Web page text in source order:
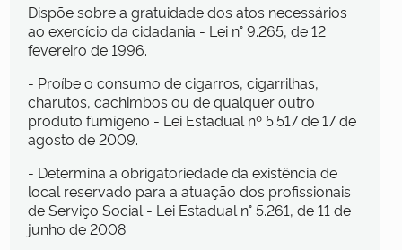
Dispõe sobre a gratuidade dos atos necessários
ao exercício da cidadania - Lei n° 9.265, de 12
fevereiro de 1996.
- Proíbe o consumo de cigarros, cigarrilhas,
charutos, cachimbos ou de qualquer outro
produto fumígeno - Lei Estadual nº 5.517 de 17 de
agosto de 2009.
- Determina a obrigatoriedade da existência de
local reservado para a atuação dos profissionais
de Serviço Social - Lei Estadual n° 5.261, de 11 de
junho de 2008.